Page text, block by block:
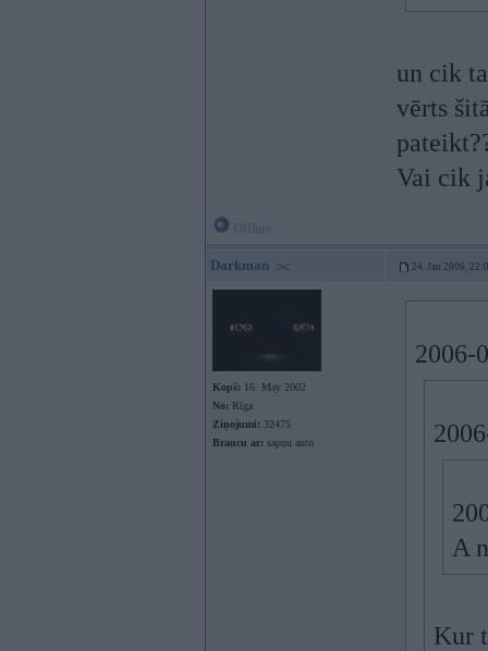
un cik
vērts
Vai cik
Darkman 24. Jan 2006,
Kopš: 16. May 2002
No: Rīga
Ziņojumi: 32475
Braucu ar: sapņu auto
2006-
A
Kur